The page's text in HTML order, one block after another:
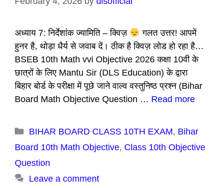
अध्याय 7: निर्देशांक ज्यामिति – क्विज़
गलत उत्तर! आपमें
हुनर है, थोड़ा धैर्य से जवाब दें। ठीक है क्विज़ लोड हो रहा है…
BSEB 10th Math vvi Objective 2026 कक्षा 10वी के
छात्रों के लिए Mantu Sir (DLS Education) के द्वारा
बिहार बोर्ड के परीक्षा में पूछे जाने वाल्व वस्तुनिष्ठ प्रश्न (Bihar
Board Math Objective Question … Read more
Categories
BIHAR BOARD CLASS 10TH EXAM, Bihar
Board 10th Math Objective, Class 10th Objective
Question
Leave a comment